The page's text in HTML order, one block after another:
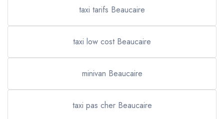
taxi tarifs Beaucaire
taxi low cost Beaucaire
minivan Beaucaire
taxi pas cher Beaucaire